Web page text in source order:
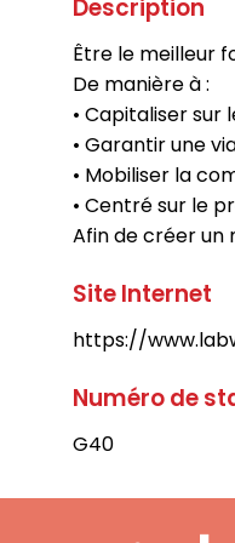
Description
Être le meilleur
De manière à :
• Capitaliser sur
• Garantir une
• Mobiliser la
• Centré sur le
Afin de créer un
Site Internet
https://
Numéro de
G40